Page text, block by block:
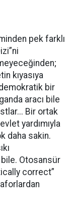
pek farklı
kıyasıya
bir
aracı bile
Bir ortak
yardımıyla
daha sakin.
Otosansür
correct”